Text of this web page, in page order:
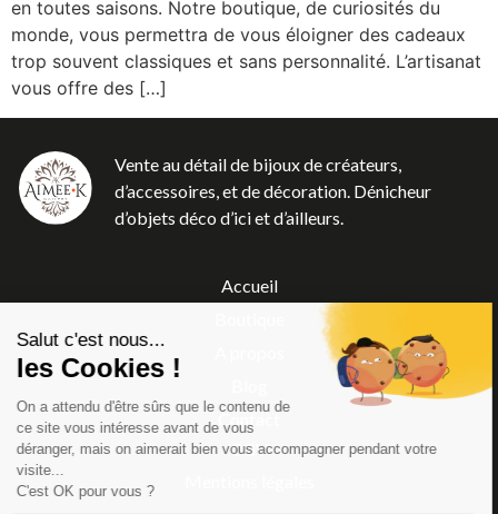
en toutes saisons. Notre boutique, de curiosités du
monde, vous permettra de vous éloigner des cadeaux
trop souvent classiques et sans personnalité. L’artisanat
vous offre des […]
Vente au détail de bijoux de créateurs,
d’accessoires, et de décoration. Dénicheur
d’objets déco d’ici et d’ailleurs.
Accueil
Contact
CGV
Salut c'est nous...
les Cookies !
On a attendu d'être sûrs que le contenu de
ce site vous intéresse avant de vous
déranger, mais on aimerait bien vous accompagner pendant votre
visite...
C'est OK pour vous ?